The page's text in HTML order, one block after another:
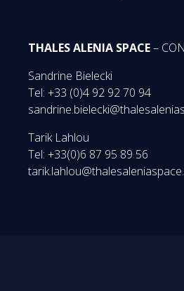
THALES ALENIA SPACE–
Sandrine Bielecki
Tel: +33 (0)4 92 92 70 94
Tarik Lahlou
Tel: +33(0)6 87 95 89 56